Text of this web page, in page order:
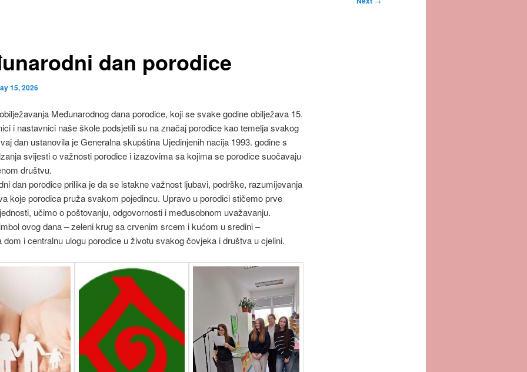
dan porodice
15, 2026
Međunarodnog dana porodice, koji se svake godine obilježava 15.
i nastavnici naše škole podsjetili su na značaj porodice kao temelja svakog
dan ustanovila je Generalna skupština Ujedinjenih nacija 1993. godine s
svijesti o važnosti porodice i izazovima sa kojima se porodice suočavaju
društvu.
dan porodice prilika je da se istakne važnost ljubavi, podrške, razumijevanja
koje porodica pruža svakom pojedincu. Upravo u porodici stičemo prve
učimo o poštovanju, odgovornosti i međusobnom uvažavanju.
ovog dana – zeleni krug sa crvenim srcem i kućom u sredini –
dom i centralnu ulogu porodice u životu svakog čovjeka i društva u cjelini.